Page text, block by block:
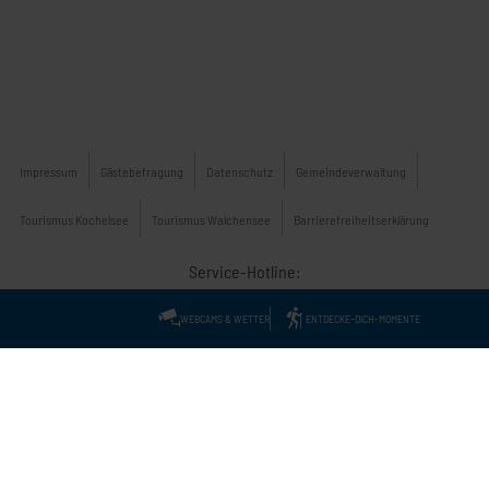
Impressum Gästebefragung Datenschutz Gemeindeverwaltung
Tourismus Kochelsee Tourismus Walchensee Barrierefreiheitserklärung
Service-Hotline:
+49-(0)8851-338
WEBCAMS & WETTER ENTDECKE-DICH-MOMENTE